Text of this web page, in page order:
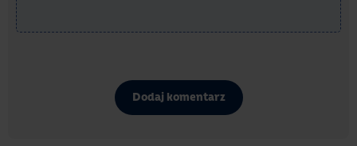
Dodaj komentarz